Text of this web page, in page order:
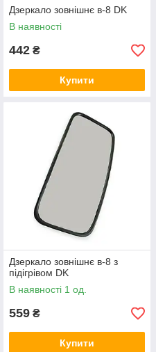
Дзеркало зовнішнє в-8 DK
В наявності
442 ₴
Купити
Дзеркало зовнішнє в-8 з
підігрівом DK
В наявності 1 од.
559 ₴
Купити